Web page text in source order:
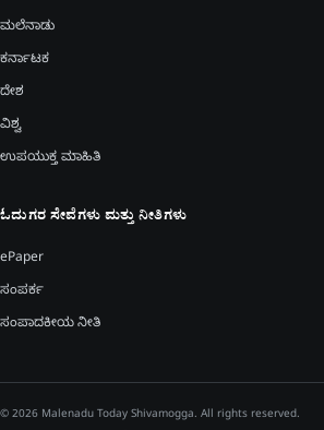
ಮಲೆನಾಡು
ಕರ್ನಾಟಕ
ದೇಶ
ವಿಶ್ವ
ಉಪಯುಕ್ತ ಮಾಹಿತಿ
ಓದುಗರ ಸೇವೆಗಳು ಮತ್ತು ನೀತಿಗಳು
ePaper
ಸಂಪರ್ಕ
ಸಂಪಾದಕೀಯ ನೀತಿ
© 2026 Malenadu Today Shivamogga. All rights reserved.